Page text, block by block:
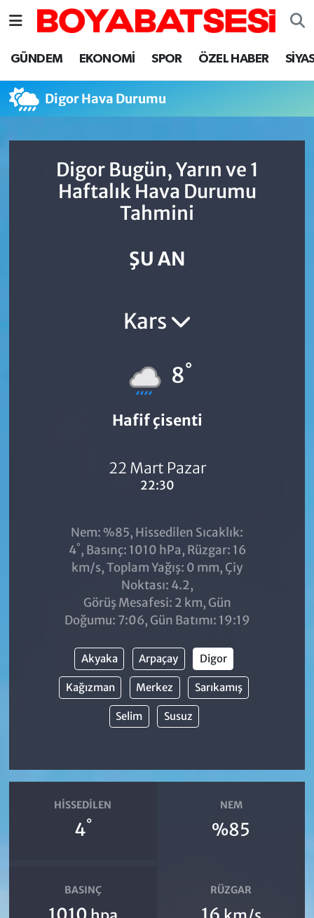
GÜNDEM EKONOMİ SPOR ÖZEL HABER
Digor Hava Durumu
Digor Bugün, Yarın ve 1
Haftalık Hava Durumu
Tahmini
ŞU AN
Kars
8°
Hafif çisenti
22 Mart Pazar
22:30
Nem: %85, Hissedilen Sıcaklık:
4°, Basınç: 1010 hPa, Rüzgar: 16
km/s, Toplam Yağış: 0 mm, Çiy
Noktası: 4.2,
Görüş Mesafesi: 2 km, Gün
Doğumu: 7:06, Gün Batımı: 19:19
Akyaka Arpaçay Digor
Kağızman Merkez Sarıkamış
Selim Susuz
HISSEDILEN
4°
NEM
%85
BASINÇ RÜZGAR
Sinop Nöbetçi Eczaneler
Sinop Hava Durumu
Sinop Trafik Yoğunluk Haritası
Süper Lig Puan Durumu ve Fikstür
Son Dakika Haberleri